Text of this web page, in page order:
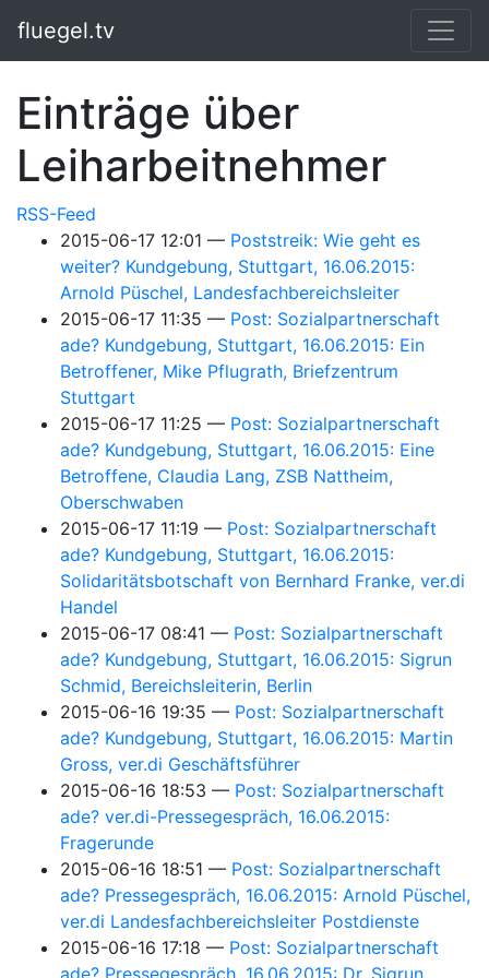
fluegel.tv
Einträge über
Leiharbeitnehmer
RSS-Feed
2015-06-17 12:01
Poststreik: Wie geht es
weiter? Kundgebung, Stuttgart, 16.06.2015:
Arnold Püschel, Landesfachbereichsleiter
2015-06-17 11:35
Post: Sozialpartnerschaft
ade? Kundgebung, Stuttgart, 16.06.2015: Ein
Betroffener, Mike Pflugrath, Briefzentrum
Stuttgart
2015-06-17 11:25
Post: Sozialpartnerschaft
ade? Kundgebung, Stuttgart, 16.06.2015: Eine
Betroffene, Claudia Lang, ZSB Nattheim,
Oberschwaben
2015-06-17 11:19
Post: Sozialpartnerschaft
ade? Kundgebung, Stuttgart, 16.06.2015:
Solidaritätsbotschaft von Bernhard Franke, ver.di
Handel
2015-06-17 08:41
Post: Sozialpartnerschaft
ade? Kundgebung, Stuttgart, 16.06.2015: Sigrun
Schmid, Bereichsleiterin, Berlin
2015-06-16 19:35
Post: Sozialpartnerschaft
ade? Kundgebung, Stuttgart, 16.06.2015: Martin
Gross, ver.di Geschäftsführer
2015-06-16 18:53
Post: Sozialpartnerschaft
ade? ver.di-Pressegespräch, 16.06.2015:
Fragerunde
2015-06-16 18:51
Post: Sozialpartnerschaft
ade? Pressegespräch, 16.06.2015: Arnold Püschel,
ver.di Landesfachbereichsleiter Postdienste
2015-06-16 17:18
Post: Sozialpartnerschaft
ade? Pressegespräch, 16.06.2015: Dr. Sigrun